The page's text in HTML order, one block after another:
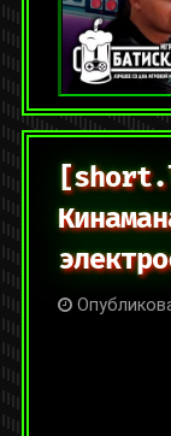
offline,
Оставить